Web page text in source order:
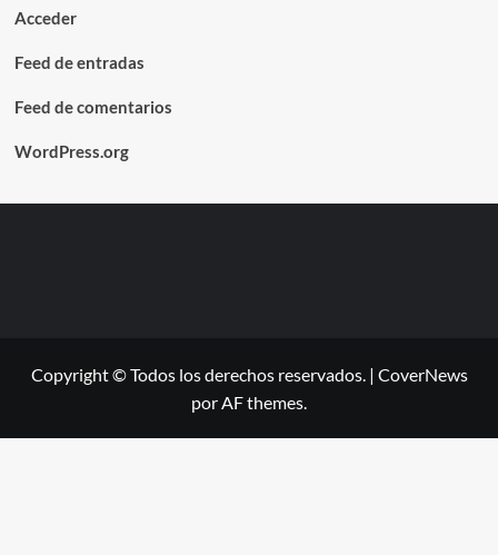
Acceder
Feed de entradas
Feed de comentarios
WordPress.org
Copyright © Todos los derechos reservados. | CoverNews
por AF themes.